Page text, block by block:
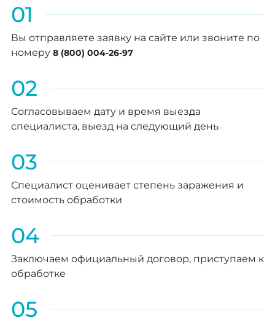
01
Вы отправляете заявку на сайте или звоните по
номеру 8 (800) 004-26-97
02
Согласовываем дату и время выезда
специалиста, выезд на следующий день
03
Специалист оценивает степень заражения и
стоимость обработки
04
Заключаем официальный договор, приступаем к
обработке
05